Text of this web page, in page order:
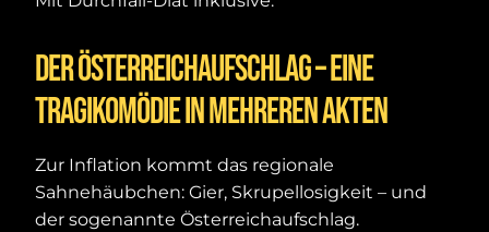
Der Österreichaufschlag – eine
Tragikomödie in mehreren Akten
Zur Inflation kommt das regionale
Sahnehäubchen: Gier, Skrupellosigkeit – und
der sogenannte Österreichaufschlag.